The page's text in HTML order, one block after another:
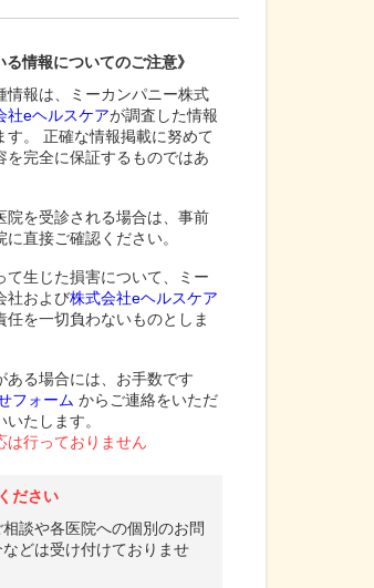
る情報についてのご注意》
情報は、ミーカンパニー株式
社eヘルスケアが調査した情報
す。 正確な情報掲載に努めて
を完全に保証するものではあ
院を受診される場合は、事前
直接ご確認ください。
て生じた損害について、ミー
社および株式会社eヘルスケア
任を一切負わないものとしま
ある場合には、お手数です
フォーム からご連絡をいただ
たします。
行っておりません
ださい
談や各医院への個別のお問
どは受け付けておりませ